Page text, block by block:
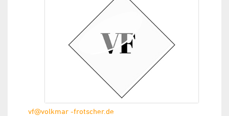
vf@volkmar -frotscher.de